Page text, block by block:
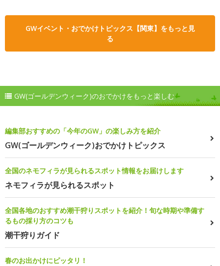
GWイベント・おでかけトピックス【関東】をもっと見
る
GW(ゴールデンウィーク)のおでかけをもっと楽しむ
編集部おすすめの「今年のGW」の楽しみ方を紹介
GW(ゴールデンウィーク)おでかけトピックス
全国のネモフィラが見られるスポット情報をお届けします
ネモフィラが見られるスポット
全国各地のおすすめ潮干狩りスポットを紹介！旬な時期や準備す
るもの採り方のコツも
潮干狩りガイド
春のお出かけにピッタリ！